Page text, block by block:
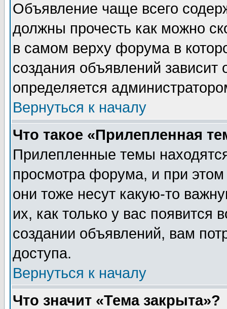
Объявление чаще всего
должны прочесть как можно
в самом верху форума в
создания объявлений зависит
определяется
Вернуться к началу
Что такое «Прилепленная
Прилепленные темы
просмотра форума, и при
они тоже несут какую-то
их, как только у вас появится
создании объявлений, вам
доступа.
Вернуться к началу
Что значит «Тема закрыта»?